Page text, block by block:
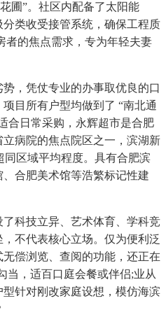
圃”。社区内配备了太阳能
类收受接管系统，确保工程质
者的焦点需求，专为年轻夫妻
，凭仗专业的办事取优良的口
目所有户型均做到了 “南北通
合日常采购，永辉超市是合肥
病院的焦点院区之一，滨湖新
同区域平均程度。具有合肥滨
合肥美术馆等浩繁标记性建
科技立异、艺术体育、学科竞
不代表核心立场。仅为便利泛
偿浏览、查阅的功能，还正在
当，适百口庭会餐或伴侣;业从
针对刚改家庭设想，模仿海滨